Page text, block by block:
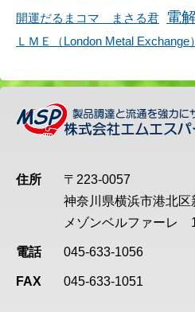
開運だるまコマ まさる君 電
ＬＭＥ（London Metal Exchange）
住所
〒223-0057
神奈川県横浜市港北区
メゾンベルファーレ
電話 045-633-1056
FAX 045-633-1051